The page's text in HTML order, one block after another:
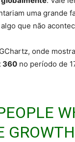
uma grande
algo que não
onde
360 no período de